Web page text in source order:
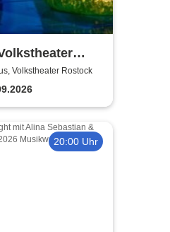
Volkstheater Rostock
20:00 Uhr